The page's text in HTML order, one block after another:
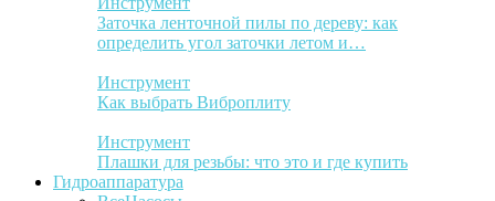
Заточка ленточной пилы по дереву: как
определить угол заточки летом и…
Инструмент
Как выбрать Виброплиту
Инструмент
Плашки для резьбы: что это и где купить
Гидроаппаратура